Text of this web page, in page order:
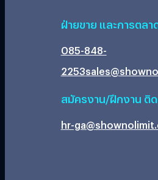
ฝ่ายขาย และการตลา
085-848-
2253
สมัครงาน/ฝึกงาน ติ
hr-